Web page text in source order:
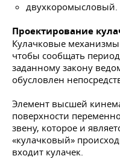
двухкоромысловый.
Проектирование
Кулачковые
чтобы сообщать
заданному закону
обусловлен
Элемент высшей
поверхности
звену, которое и
«кулачковый»
входит кулачек.